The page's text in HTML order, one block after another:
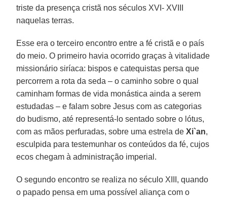
triste da presença cristã nos séculos XVI- XVIII
naquelas terras.
Esse era o terceiro encontro entre a fé cristã e o país
do meio. O primeiro havia ocorrido graças à vitalidade
missionário siríaca: bispos e catequistas persa que
percorrem a rota da seda – o caminho sobre o qual
caminham formas de vida monástica ainda a serem
estudadas – e falam sobre Jesus com as categorias
do budismo, até representá-lo sentado sobre o lótus,
com as mãos perfuradas, sobre uma estrela deXi`an,
esculpida para testemunhar os conteúdos da fé, cujos
ecos chegam à administração imperial.
O segundo encontro se realiza no século XIII, quando
o papado pensa em uma possível aliança com o